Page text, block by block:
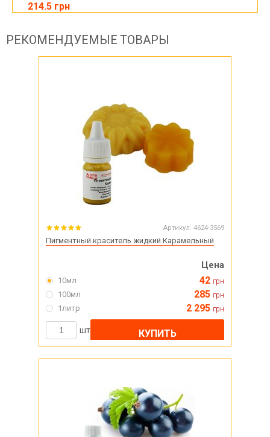
214.5 грн
РЕКОМЕНДУЕМЫЕ ТОВАРЫ
Артикул: 4624-3569
Пигментный краситель жидкий Карамельный
Цена
10мл 42 грн
100мл 285 грн
1литр 2 295 грн
шт КУПИТЬ